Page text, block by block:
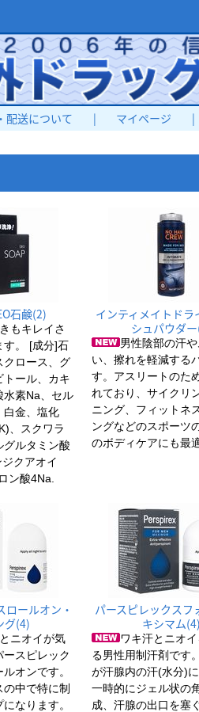
配送について | マイページ |
石鹸(2)
もキレイさ
す。 [成分]石
クロース、グ
トール、カキ
水素Na、セル
白金、塩化
、スクワラ
グルタミン酸
クアオイ
ン酸4Na.
インティメイトドラ
シュパウダ
男性陰部の汗
い、擦れを軽減する
す。アスリートのた
れており、サイクリ
ニング、フィットネ
ングなどのスポーツ
のボディケアにも最
ロールオン・
グ(4)
ニオイが気
ースピレック
オンです。
中で特に制
なります。
パースピレックスフ
キシマム(4)
ワキ汗とニオ
る男性用制汗剤です
が汗腺内の汗(水分)に
一時的にジェル状の
成、汗腺の出口を塞